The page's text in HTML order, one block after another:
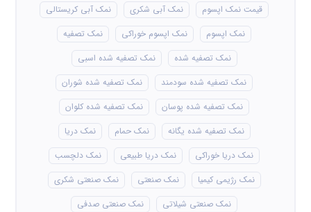
قیمت نمک اپسوم
نمک آبی شکری
نمک آبی کریستالی
نمک اپسوم
نمک اپسوم خوراکی
نمک تصفیه
نمک تصفیه شده
نمک تصفیه شده اسبی
نمک تصفیه شده سودمند
نمک تصفیه شده شوران
نمک تصفیه شده پوسان
نمک تصفیه شده کلوان
نمک تصفیه شده یگانه
نمک حمام
نمک دریا
نمک دریا خوراکی
نمک دریا طبیعی
نمک دلچسب
نمک رژیمی کیمیا
نمک صنعتی
نمک صنعتی شکری
نمک صنعتی شیلاتی
نمک صنعتی صدفی